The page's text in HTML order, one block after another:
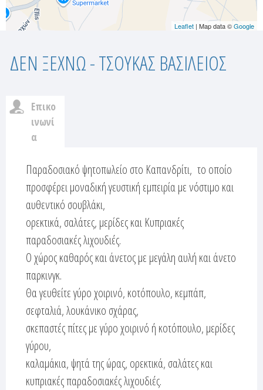
Leaflet | Map data ©Google
ΔΕΝ ΞΕΧΝΩ - ΤΣΟΥΚΑΣ ΒΑΣΙΛΕΙΟΣ
Επικο
ινωνί
α
ε
ν
ε
ρ
γ
ή
κ
α
ρ
τ
λ
α
)
Παραδοσιακό ψητοπωλείο στο Καπανδρίτι, το οποίο
προσφέρει μοναδική γευστική εμπειρία με νόστιμο και
αυθεντικό σουβλάκι,
ορεκτικά, σαλάτες, μερίδες και Κυπριακές
παραδοσιακές λιχουδιές.
Ο χώρος καθαρός και άνετος με μεγάλη αυλή και άνετο
παρκινγκ.
Θα γευθείτε γύρο χοιρινό, κοτόπουλο, κεμπάπ,
σεφταλιά, λουκάνικο σχάρας,
σκεπαστές πίτες με γύρο χοιρινό ή κοτόπουλο, μερίδες
γύρου,
καλαμάκια, ψητά της ώρας, ορεκτικά, σαλάτες και
κυπριακές παραδοσιακές λιχουδιές.